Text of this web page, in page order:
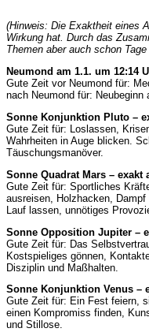
(Hinweis: Die Exaktheit eines
Wirkung hat. Durch das
Themen aber auch schon
Neumond am 1.1. um 12:14
Gute Zeit vor Neumond für:
nach Neumond für: Neubeginn
Sonne Konjunktion Pluto –
Gute Zeit für: Loslassen,
Wahrheiten in Auge blicken.
Täuschungsmanöver.
Sonne Quadrat Mars – exakt
Gute Zeit für: Sportliches
ausreisen, Holzhacken,
Lauf lassen, unnötiges
Sonne Opposition Jupiter –
Gute Zeit für: Das
Kostspieliges gönnen,
Disziplin und Maßhalten.
Sonne Konjunktion Venus –
Gute Zeit für: Ein Fest feiern,
einen Kompromiss finden,
und Stillose.